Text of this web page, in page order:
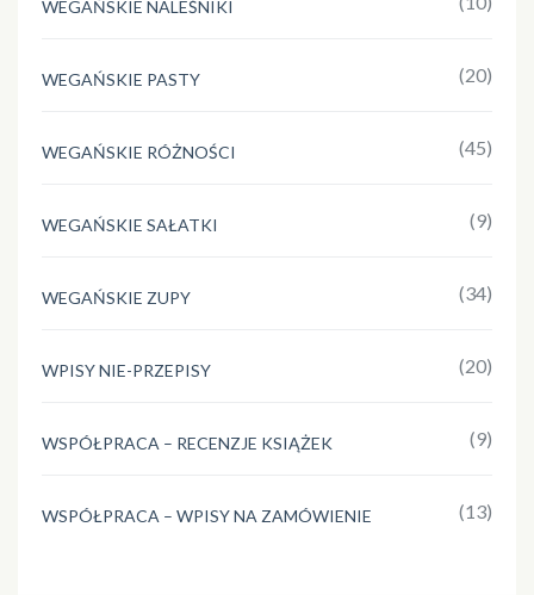
WEGAŃSKIE NALEŚNIKI
WEGAŃSKIE PASTY (20)
WEGAŃSKIE RÓŻNOŚCI (45)
WEGAŃSKIE SAŁATKI (9)
WEGAŃSKIE ZUPY (34)
WPISY NIE-PRZEPISY (20)
WSPÓŁPRACA – RECENZJE KSIĄŻEK (9)
WSPÓŁPRACA – WPISY NA ZAMÓWIENIE (13)